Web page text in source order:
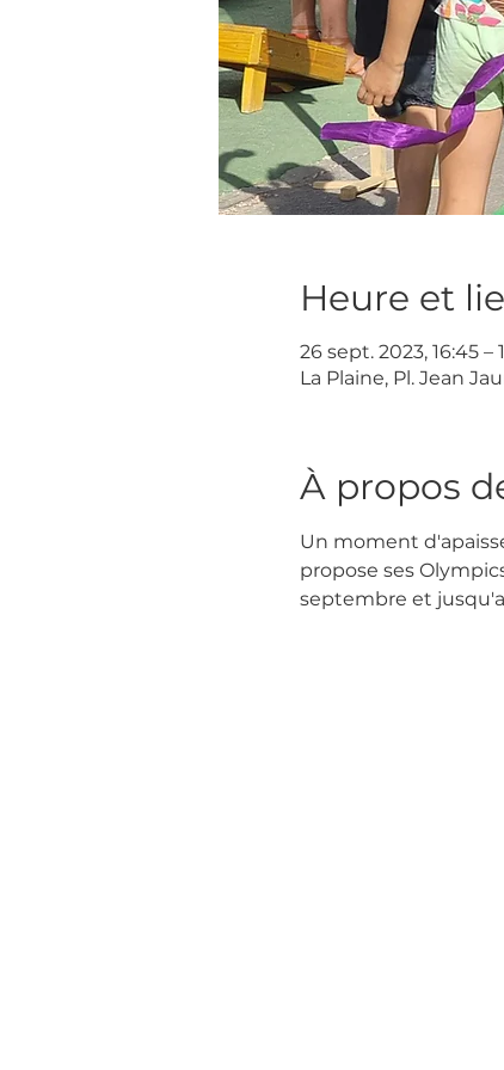
Heure et
26 sept. 2023, 16:45 –
La Plaine, Pl. Jean
À propos
Un moment
propose ses
septembre et